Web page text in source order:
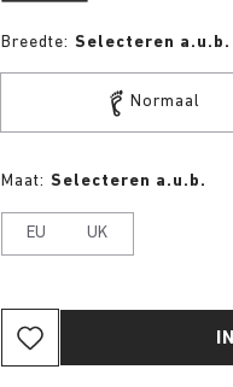
Breedte: Selecteren a.u.b.
Normaal
Maat: Selecteren a.u.b.
EU UK